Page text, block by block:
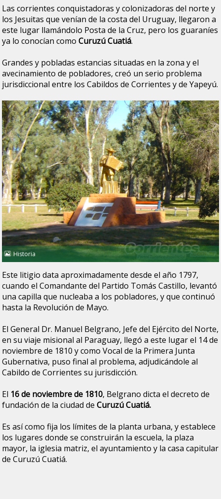
Las corrientes conquistadoras y colonizadoras del norte y
los Jesuitas que venían de la costa del Uruguay, llegaron a
este lugar llamándolo Posta de la Cruz, pero los guaraníes
ya lo conocían como Curuzú Cuatiá.
Grandes y pobladas estancias situadas en la zona y el
avecinamiento de pobladores, creó un serio problema
jurisdiccional entre los Cabildos de Corrientes y de Yapeyú.
Historia
Este litigio data aproximadamente desde el año 1797,
cuando el Comandante del Partido Tomás Castillo, levantó
una capilla que nucleaba a los pobladores, y que continuó
hasta la Revolución de Mayo.
El General Dr. Manuel Belgrano, Jefe del Ejército del Norte,
en su viaje misional al Paraguay, llegó a este lugar el 14 de
noviembre de 1810 y como Vocal de la Primera Junta
Gubernativa, puso final al problema, adjudicándole al
Cabildo de Corrientes su jurisdicción.
El 16 de noviembre de 1810, Belgrano dicta el decreto de
fundación de la ciudad de Curuzú Cuatiá.
Es así como fija los límites de la planta urbana, y establece
los lugares donde se construirán la escuela, la plaza
mayor, la iglesia matriz, el ayuntamiento y la casa capitular
de Curuzú Cuatiá.